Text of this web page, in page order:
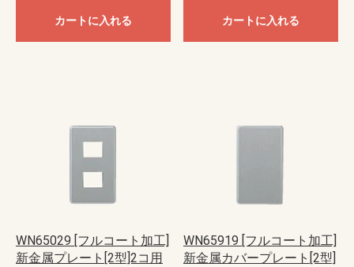
カートに入れる カートに入れる
WN65029 [フルコート加工]
新金属プレート[2型]2コ用
WN65919 [フルコート加工]
新金属カバープレート[2型]